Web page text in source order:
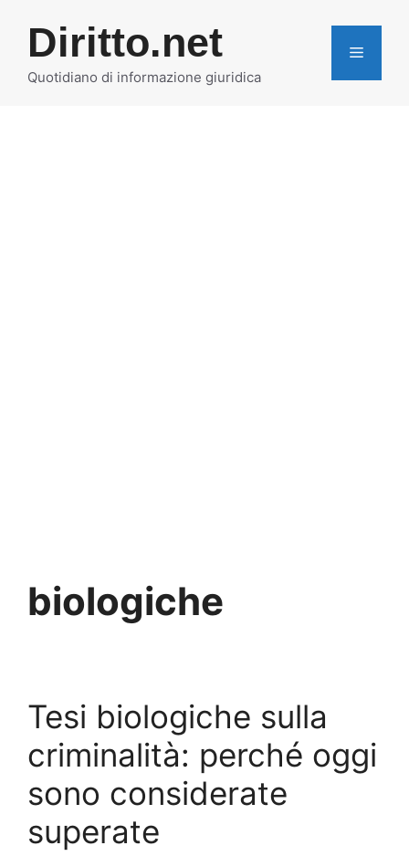
contenuto
Diritto.net
Quotidiano di informazione giuridica
MENU
biologiche
Tesi biologiche sulla
criminalità: perché oggi
sono considerate
superate